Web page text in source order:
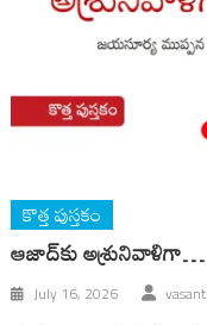
కొత్త పుస్తకం
ఆజాద్‍కు అశ్రునివాళిగా…
July 16, 2026